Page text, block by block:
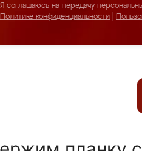
Я соглашаюсь на передачу
Политике конфиденциальности